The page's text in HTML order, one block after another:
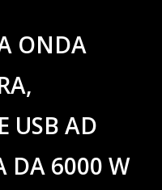
ONDA
USB AD
DA 6000 W